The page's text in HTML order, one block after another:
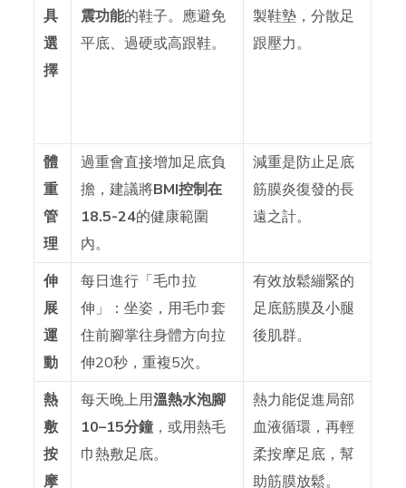
具
選
擇
震功能的鞋子。應避免
平底、過硬或高跟鞋。
製鞋墊，分散足
跟壓力。
體
重
管
理
過重會直接增加足底負
擔，建議將BMI控制在
18.5-24的健康範圍
內。
減重是防止足底
筋膜炎復發的長
遠之計。
伸
展
運
動
每日進行「毛巾拉
伸」：坐姿，用毛巾套
住前腳掌往身體方向拉
伸20秒，重複5次。
有效放鬆繃緊的
足底筋膜及小腿
後肌群。
熱
敷
按
摩
每天晚上用溫熱水泡腳
10–15分鐘 ，或用熱毛
巾熱敷足底。
熱力能促進局部
血液循環，再輕
柔按摩足底，幫
助筋膜放鬆。